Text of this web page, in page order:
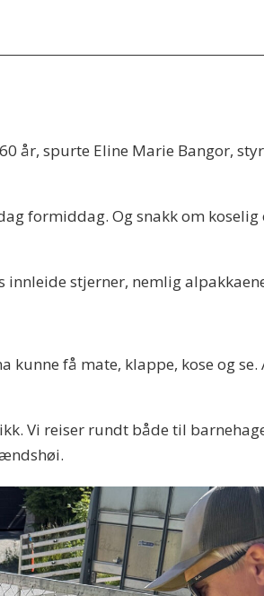
år, spurte Eline Marie Bangor,
formiddag. Og snakk om koselig
stjerner, nemlig
kunne få mate, klappe, kose og
Vi reiser rundt både til